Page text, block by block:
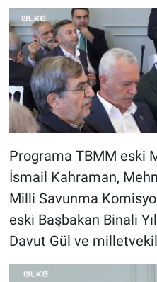
Programa TBMM eski
İsmail Kahraman,
Milli Savunma
eski Başbakan Binali
Davut Gül ve